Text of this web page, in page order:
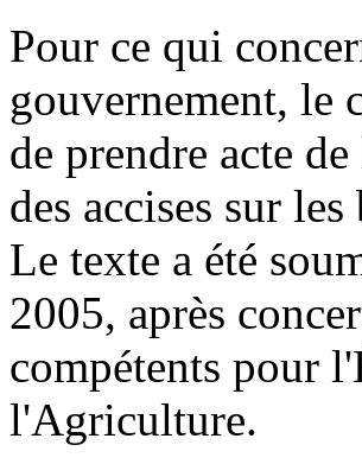
Pour ce qui
gouvernement, le
de prendre acte
des accises sur
Le texte a été
2005, après
compétents pour
l'Agriculture.